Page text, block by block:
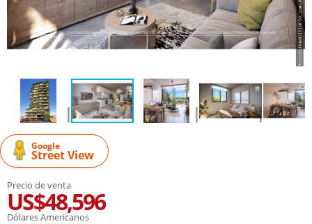
Google
Street View
Precio de venta
US$48,596
Dólares Americanos